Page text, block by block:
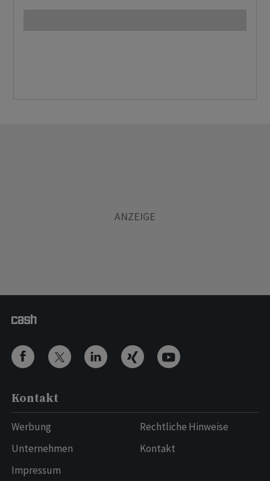
Kontakt
Werbung
Unternehmen
Impressum
Rechtliche Hinweise
Kontakt